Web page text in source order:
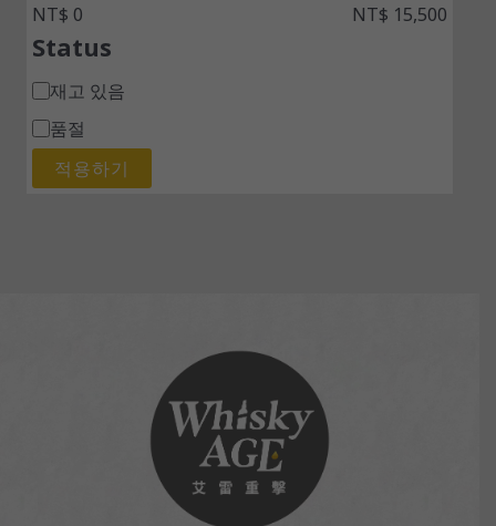
NT$ 0 NT$ 15,500
Status
재고 있음
품절
적용하기